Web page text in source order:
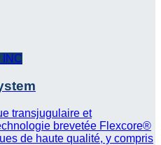
INC
transjugulaire et
brevetée Flexcore®
de haute qualité, y compris